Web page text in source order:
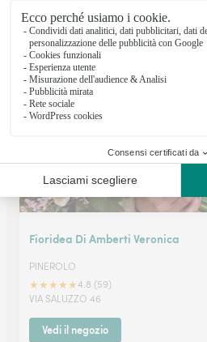
★★★★★4.7 (112)
Via Vandalino 28
Vedi il negozio
Fioridea Di Amberti Veronica
PINEROLO
★★★★★4.8 (59)
VIA SALUZZO 46
Vedi il negozio